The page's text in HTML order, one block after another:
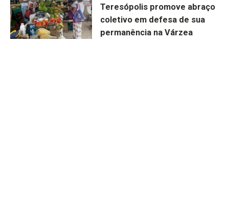
Teresópolis promove abraço
coletivo em defesa de sua
permanência na Várzea